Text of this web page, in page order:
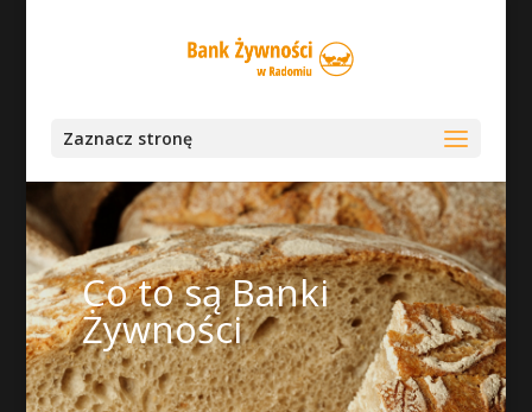
Zaznacz stronę
Co to są Banki
Żywności